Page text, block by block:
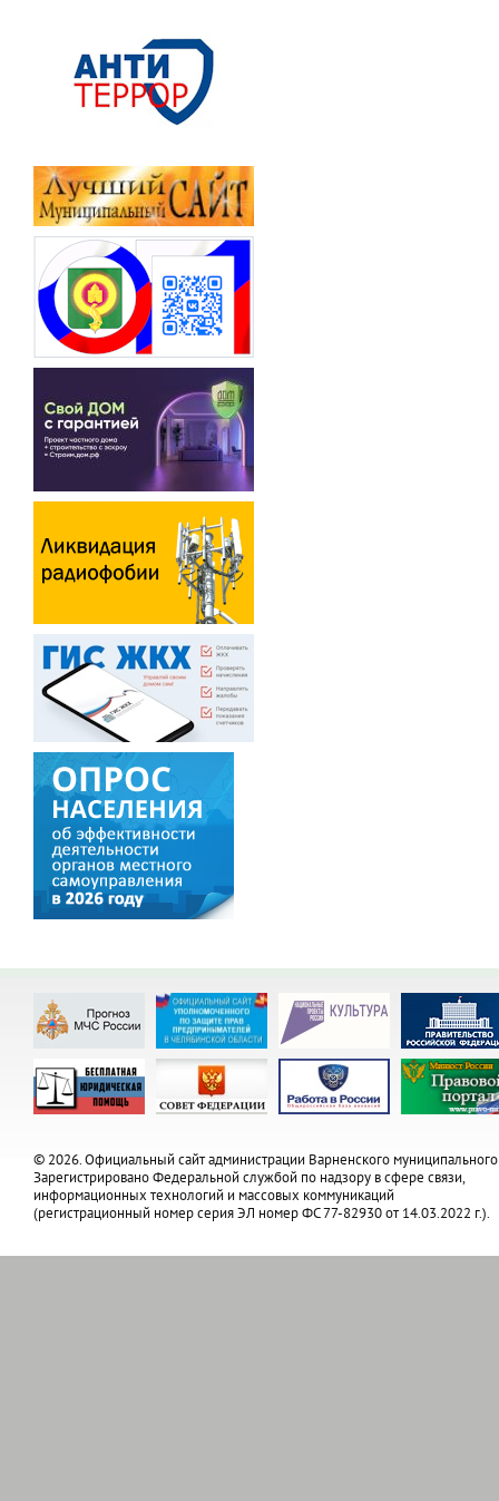
© 2026. Официальный сайт администрации Варненского муниципального
Зарегистрировано Федеральной службой по надзору в сфере связи,
информационных технологий и массовых коммуникаций
(регистрационный номер серия ЭЛ номер ФС 77-82930 от 14.03.2022 г.).